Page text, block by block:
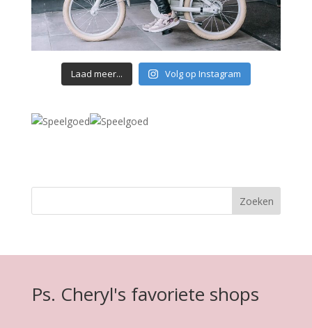
Laad meer... Volg op Instagram
Ps. Cheryl's favoriete shops